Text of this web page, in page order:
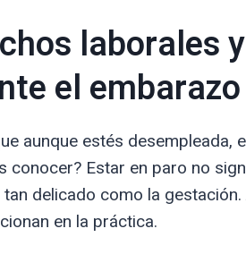
laborales
el
aunque estés
conocer? Estar en paro no
delicado como la
en la práctica.